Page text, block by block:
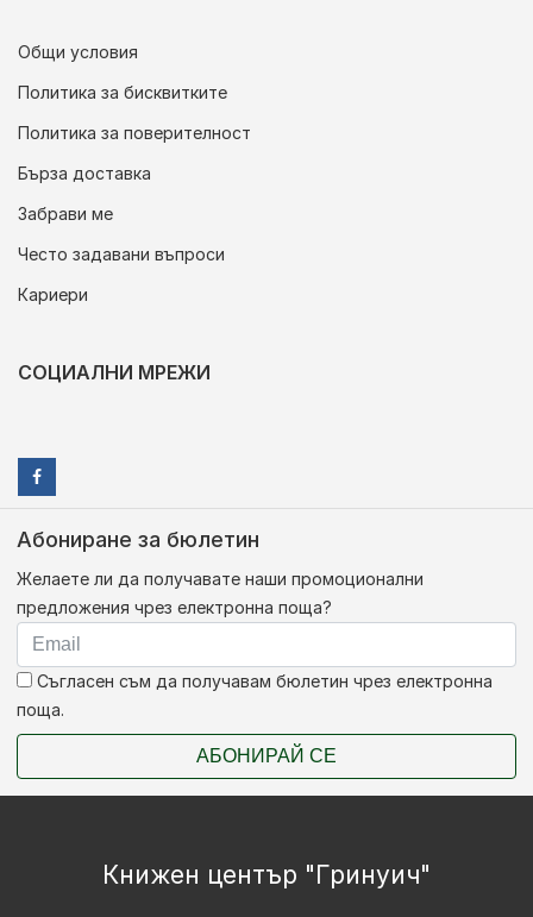
Общи условия
Политика за бисквитките
Политика за поверителност
Бърза доставка
Забрави ме
Често задавани въпроси
Кариери
СОЦИАЛНИ МРЕЖИ
Абониране за бюлетин
Желаете ли да получавате наши промоционални
предложения чрез електронна поща?
Съгласен съм да получавам бюлетин чрез електронна
поща.
АБОНИРАЙ СЕ
Книжен център "Гринуич"